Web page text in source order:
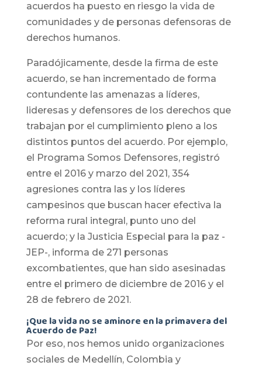
acuerdos ha puesto en riesgo la vida de
comunidades y de personas defensoras de
derechos humanos.
Paradójicamente, desde la firma de este
acuerdo, se han incrementado de forma
contundente las amenazas a líderes,
lideresas y defensores de los derechos que
trabajan por el cumplimiento pleno a los
distintos puntos del acuerdo. Por ejemplo,
el Programa Somos Defensores, registró
entre el 2016 y marzo del 2021, 354
agresiones contra las y los líderes
campesinos que buscan hacer efectiva la
reforma rural integral, punto uno del
acuerdo; y la Justicia Especial para la paz -
JEP-, informa de 271 personas
excombatientes, que han sido asesinadas
entre el primero de diciembre de 2016 y el
28 de febrero de 2021.
¡Que la vida no se aminore en la primavera del
Acuerdo de Paz!
Por eso, nos hemos unido organizaciones
sociales de Medellín, Colombia y